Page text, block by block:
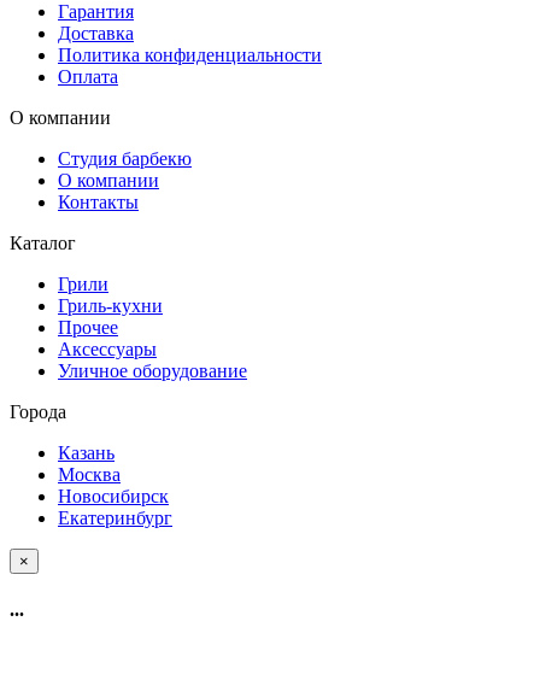
Гарантия
Доставка
Политика конфиденциальности
Оплата
О компании
Студия барбекю
О компании
Контакты
Каталог
Грили
Гриль-кухни
Прочее
Аксессуары
Уличное оборудование
Города
Казань
Москва
Новосибирск
Екатеринбург
×
...